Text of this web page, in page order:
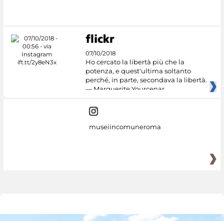
07/10/2018
Ho cercato la libertà più che la
potenza, e quest'ultima soltanto
perché, in parte, secondava la libertà.
— Marguerite Yourcenar
museiincomuneroma